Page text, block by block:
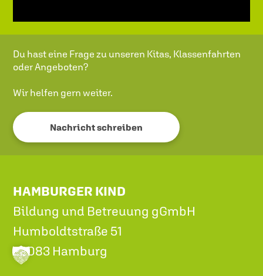
Du hast eine Frage zu unseren Kitas, Klassenfahrten
oder Angeboten?
Wir helfen gern weiter.
Nachricht schreiben
HAMBURGER KIND
Bildung und Betreuung gGmbH
Humboldtstraße 51
22083 Hamburg